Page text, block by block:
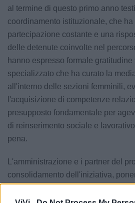
al termine di questo primo anno
coordinamento istituzionale, che ha
partecipazione costante e una
delle detenute coinvolte nel
hanno espresso formale
specializzato che ha curato la
all'interno delle sezioni femminili,
l'acquisizione di competenze
presupposto fondamentale per
di reinserimento sociale e
pena.
L'amministrazione e i partner del
consolidamento dell'iniziativa,